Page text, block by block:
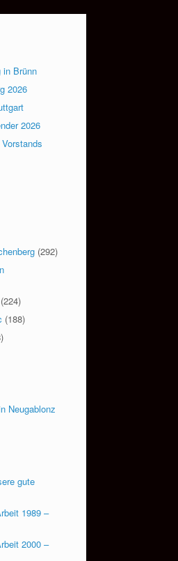
in Brünn
2026
2026
(292)
(224)
(188)
Neugablonz
gute
1989 –
2000 –